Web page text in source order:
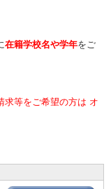
在籍学校名や学年をご
求等をご希望の方は オ